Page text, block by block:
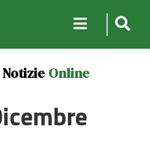
Online